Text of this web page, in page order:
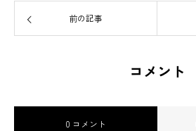
前の記事
コメント
0 コメント